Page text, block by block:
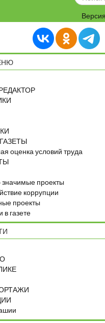
оценка условий труда
проекты
коррупции
проекты
в газете